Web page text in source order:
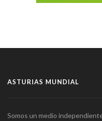
ASTURIAS MUNDIAL
Somos un medio